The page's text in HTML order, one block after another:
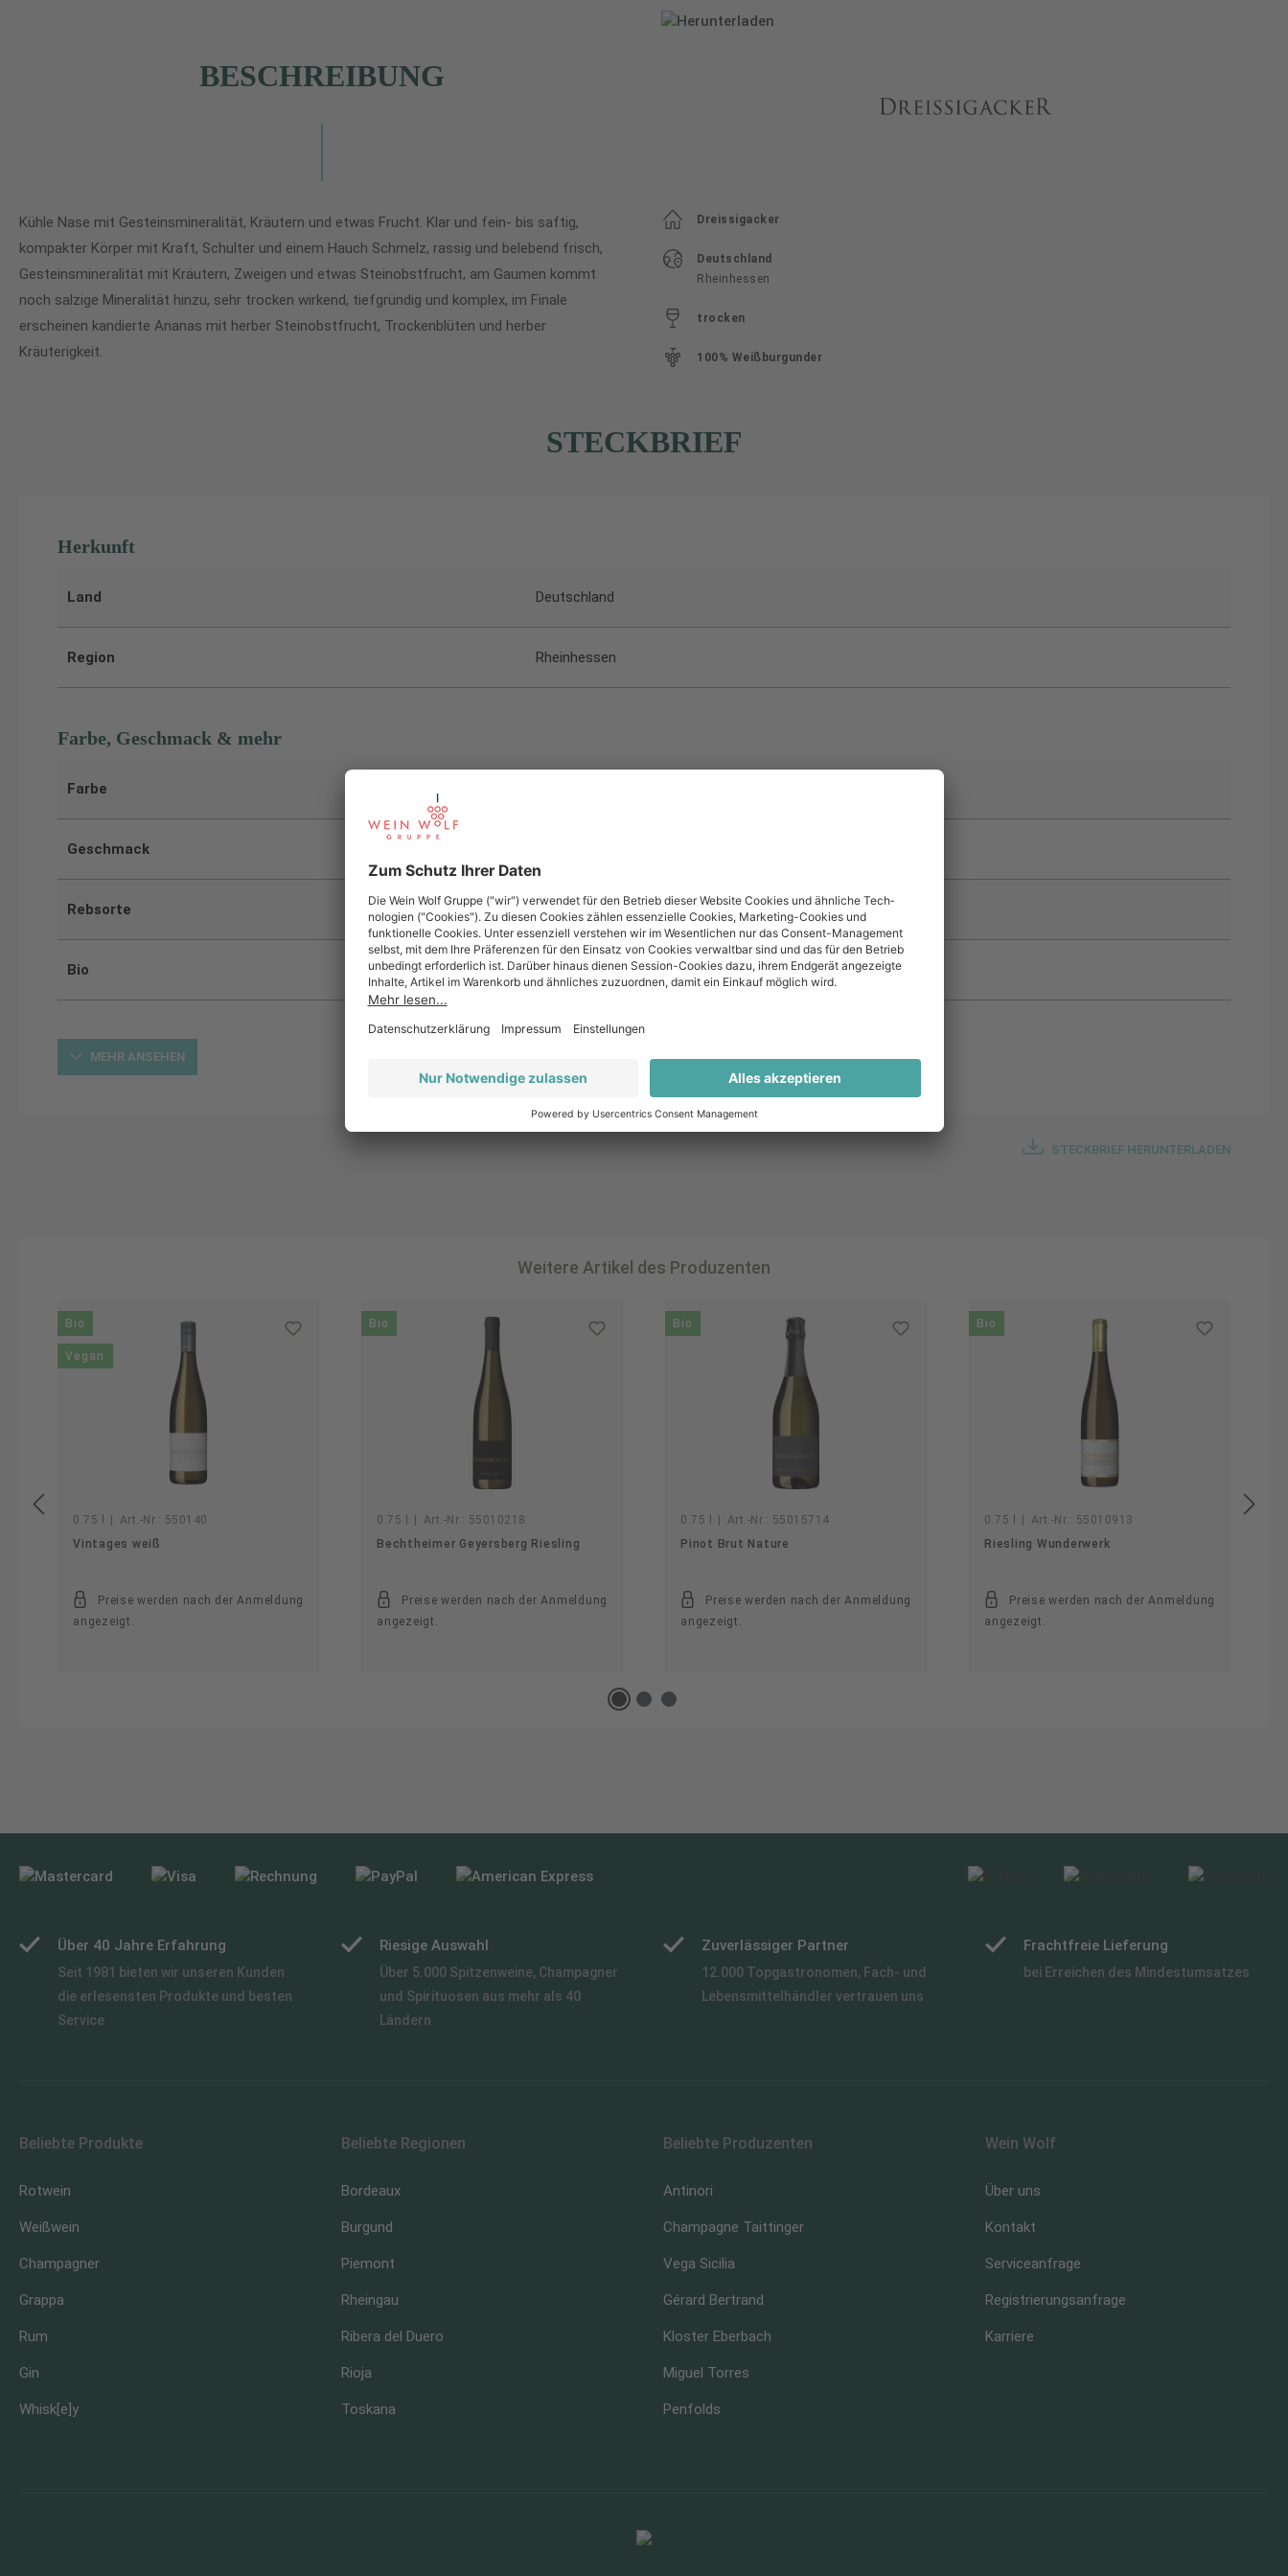
BESCHREIBUNG
Kühle Nase mit Gesteinsmineralität, Kräutern und etwas Frucht. Klar und fein- bis saftig,
kompakter Körper mit Kraft, Schulter und einem Hauch Schmelz, rassig und belebend frisch,
Gesteinsmineralität mit Kräutern, Zweigen und etwas Steinobstfrucht, am Gaumen kommt
noch salzige Mineralität hinzu, sehr trocken wirkend, tiefgründig und komplex, im Finale
erscheinen kandierte Ananas mit herber Steinobstfrucht, Trockenblüten und herber
Kräuterigkeit.
Dreissigacker
Deutschland
Rheinhessen
trocken
100% Weißburgunder
STECKBRIEF
Herkunft
Land Deutschland
Region Rheinhessen
Farbe, Geschmack & mehr
Farbe
Geschmack
Rebsorte 100% Weißburgunder
Bio Ja
MEHR ANSEHEN
STECKBRIEF HERUNTERLADEN
Weitere Artikel des Produzenten
Produktgalerie überspringen
Bio
Vegan
0.75 l Art.-Nr.: 550140
Vintages weiß
Preise werden nach der Anmeldung
angezeigt.
Bio
0.75 l Art.-Nr.: 55010218
Bechtheimer Geyersberg Riesling
Preise werden nach der Anmeldung
angezeigt.
Bio
0.75 l Art.-Nr.: 55015714
Pinot Brut Nature
Preise werden nach der Anmeldung
angezeigt.
Bio
0.75 l Art.-Nr.: 55010913
Riesling Wunderwerk
Preise werden nach der Anmeldung
angezeigt.
Über 40 Jahre Erfahrung
Seit 1981 bieten wir unseren Kunden
die erlesensten Produkte und besten
Service
Riesige Auswahl
Über 5.000 Spitzenweine, Champagner
und Spirituosen aus mehr als 40
Ländern
Zuverlässiger Partner
12.000 Topgastronomen, Fach- und
Lebensmittelhändler vertrauen uns
Frachtfreie Lieferung
bei Erreichen des Mindestumsatzes
Beliebte Produkte
Rotwein
Weißwein
Champagner
Grappa
Rum
Gin
Whisk[e]y
Beliebte Regionen
Bordeaux
Burgund
Piemont
Rheingau
Ribera del Duero
Rioja
Toskana
Beliebte Produzenten
Antinori
Champagne Taittinger
Vega Sicilia
Gérard Bertrand
Kloster Eberbach
Miguel Torres
Penfolds
Wein Wolf
Über uns
Kontakt
Serviceanfrage
Registrierungsanfrage
Karriere